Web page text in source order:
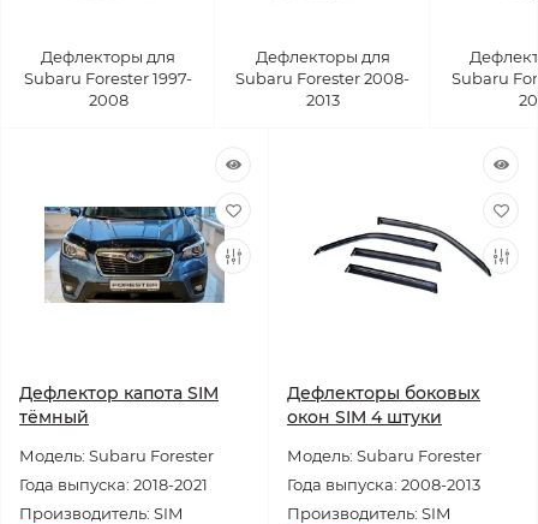
Дефлекторы для
Subaru Forester 1997-
2008
Дефлекторы для
Subaru Forester 2008-
2013
Subaru
Дефлектор капота SIM
тёмный
Модель: Subaru Forester
Года выпуска: 2018-2021
Производитель: SIM
Дефлекторы боковых
окон SIM 4 штуки
Модель: Subaru Forester
Года выпуска: 2008-2013
Производитель: SIM